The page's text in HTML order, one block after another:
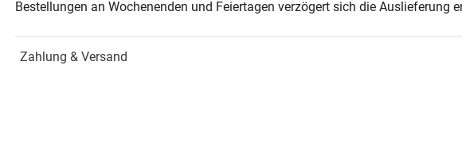
ISBN
Bestellungen an Wochenenden und Feiertagen verzögert sich die Auslieferung
Zahlung & Versand